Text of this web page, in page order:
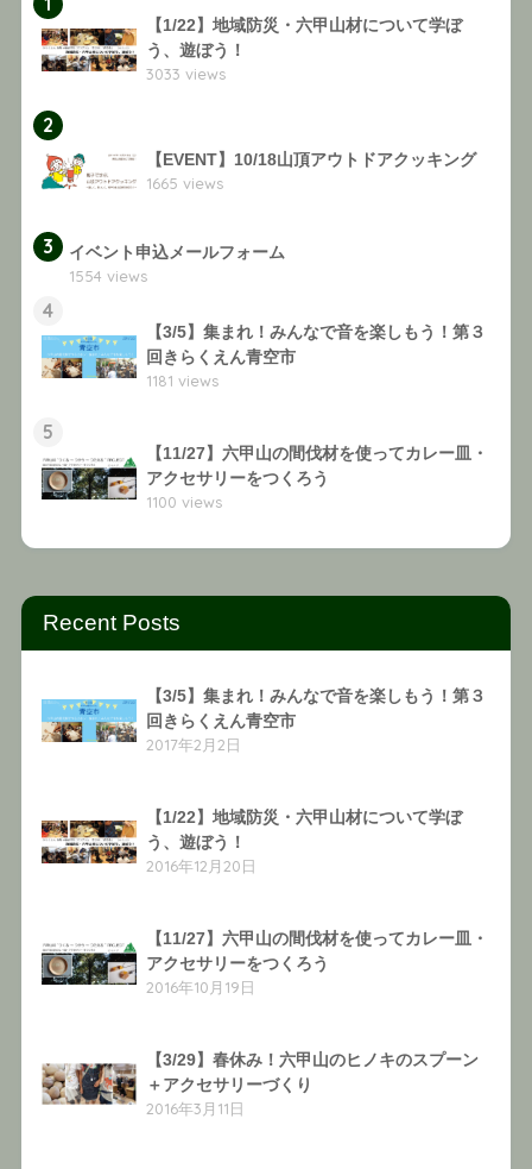
【1/22】地域防災・六甲山材について学ぼ
う、遊ぼう！
3033 views
2
【EVENT】10/18山頂アウトドアクッキング
1665 views
3
イベント申込メールフォーム
1554 views
4
【3/5】集まれ！みんなで音を楽しもう！第３
回きらくえん青空市
1181 views
5
【11/27】六甲山の間伐材を使ってカレー皿・
アクセサリーをつくろう
1100 views
Recent Posts
【3/5】集まれ！みんなで音を楽しもう！第３
回きらくえん青空市
2017年2月2日
【1/22】地域防災・六甲山材について学ぼ
う、遊ぼう！
2016年12月20日
【11/27】六甲山の間伐材を使ってカレー皿・
アクセサリーをつくろう
2016年10月19日
【3/29】春休み！六甲山のヒノキのスプーン
＋アクセサリーづくり
2016年3月11日